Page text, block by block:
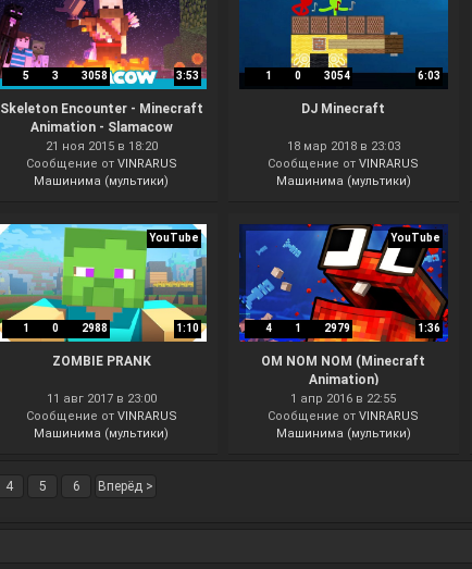
5 3 3058 3:53
Skeleton Encounter - Minecraft
Animation - Slamacow
21 ноя 2015 в 18:20
Сообщение от VINRARUS
Машинима (мультики)
1 0 3054 6:03
DJ Minecraft
18 мар 2018 в 23:03
Сообщение отVINRARUS
Машинима (мультики)
YouTube
1 0 2988 1:10
ZOMBIE PRANK
11 авг 2017 в 23:00
Сообщение от VINRARUS
Машинима (мультики)
YouTube
4 1 2979 1:36
OM NOM NOM (Minecraft
Animation)
1 апр 2016 в 22:55
Сообщение отVINRARUS
Машинима (мультики)
4 5 6 Вперёд >